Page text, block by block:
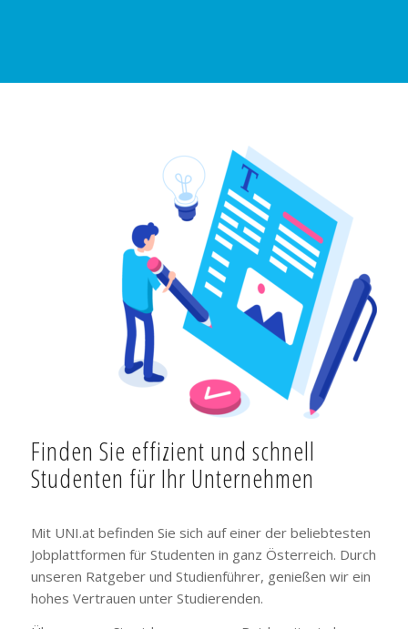
Finden Sie effizient und schnell
Studenten für Ihr Unternehmen
Mit UNI.at befinden Sie sich auf einer der beliebtesten
Jobplattformen für Studenten in ganz Österreich. Durch
unseren Ratgeber und Studienführer, genießen wir ein
hohes Vertrauen unter Studierenden.